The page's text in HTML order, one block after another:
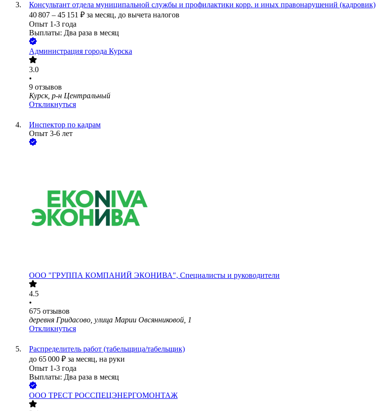
Консультант отдела муниципальной службы и профилактики корр. и иных правонарушений (кадровик)
40 807 – 45 151 ₽ за месяц, до вычета налогов
Опыт 1-3 года
Выплаты: Два раза в месяц
Администрация города Курска
3.0
•
9 отзывов
Курск, р-н Центральный
Откликнуться
Инспектор по кадрам
Опыт 3-6 лет
ООО "ГРУППА КОМПАНИЙ ЭКОНИВА", Специалисты и руководители
4.5
•
675 отзывов
деревня Гридасово, улица Марии Овсянниковой, 1
Откликнуться
Распределитель работ (табельщица/табельщик)
до 65 000 ₽ за месяц, на руки
Опыт 1-3 года
Выплаты: Два раза в месяц
ООО ТРЕСТ РОССПЕЦЭНЕРГОМОНТАЖ